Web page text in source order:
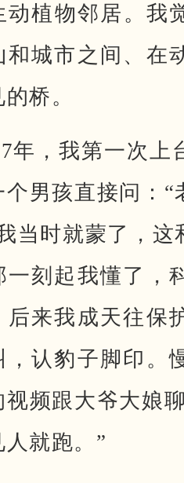
动植物邻居。我
和城市之间、在
桥。
年，我第一次上
个男孩直接问：
当时就蒙了，
一刻起我懂了，
后来我成天往保
，认豹子脚印。
视频跟大爷大娘
就跑。”